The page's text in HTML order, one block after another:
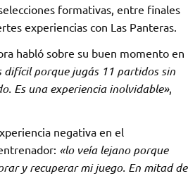
formativas, entre finales
experiencias con Las Panteras.
habló sobre su buen momento en
difícil porque jugás 11 partidos sin
Es una experiencia inolvidable»,
negativa en el
«lo veía lejano porque
y recuperar mi juego. En mitad de